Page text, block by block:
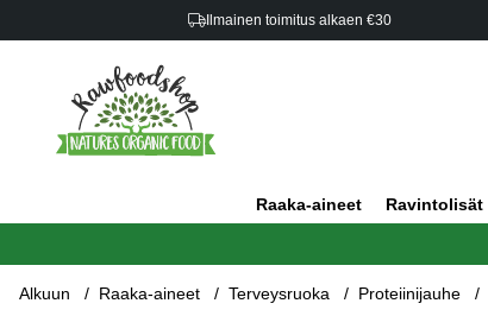
Ilmainen toimitus alkaen €30
Raaka-aineet Ravintolisät
Alkuun Raaka-aineet Terveysruoka Proteiinijauhe